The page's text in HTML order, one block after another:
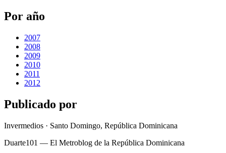
Por año
2007
2008
2009
2010
2011
2012
Publicado por
Invermedios · Santo Domingo, República Dominicana
Duarte101 — El Metroblog de la República Dominicana